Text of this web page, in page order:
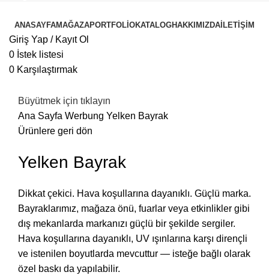
ANASAYFAMAĞAZAPORTFOLIOKATALOGHAKKIMIZDA İLETIŞIM
Giriş Yap / Kayıt Ol
0 İstek listesi
0 Karşılaştırmak
Büyütmek için tıklayın
Ana Sayfa Werbung Yelken Bayrak
Ürünlere geri dön
Yelken Bayrak
Dikkat çekici. Hava koşullarına dayanıklı. Güçlü marka.
Bayraklarımız, mağaza önü, fuarlar veya etkinlikler gibi
dış mekanlarda markanızı güçlü bir şekilde sergiler.
Hava koşullarına dayanıklı, UV ışınlarına karşı dirençli
ve istenilen boyutlarda mevcuttur — isteğe bağlı olarak
özel baskı da yapılabilir.